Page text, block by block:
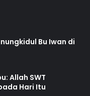
Bu Iwan di
Allah SWT
Hari Itu